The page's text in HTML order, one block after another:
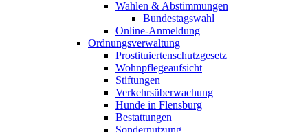
Wahlen & Abstimmungen
Bundestagswahl
Online-Anmeldung
Ordnungsverwaltung
Prostituiertenschutzgesetz
Wohnpflegeaufsicht
Stiftungen
Verkehrsüberwachung
Hunde in Flensburg
Bestattungen
Sondernutzung